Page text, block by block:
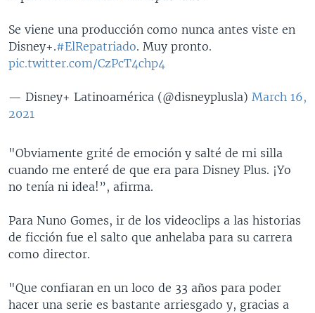
Se viene una producción como nunca antes viste en
Disney+.#ElRepatriado. Muy pronto.
pic.twitter.com/CzPcT4chp4
— Disney+ Latinoamérica (@disneyplusla) March 16,
2021
"Obviamente grité de emoción y salté de mi silla
cuando me enteré de que era para Disney Plus. ¡Yo
no tenía ni idea!”, afirma.
Para Nuno Gomes, ir de los videoclips a las historias
de ficción fue el salto que anhelaba para su carrera
como director.
"Que confiaran en un loco de 33 años para poder
hacer una serie es bastante arriesgado y, gracias a